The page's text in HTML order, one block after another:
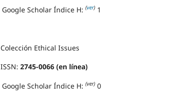
Google Scholar Índice H: (ver) 1
Colección Ethical Issues
ISSN: 2745-0066 (en línea)
Google Scholar Índice H: (ver) 0